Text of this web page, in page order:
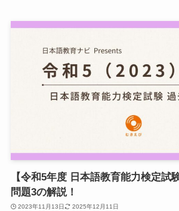
【令和5年度 日本語教育能力検定試
問題3の解説！
2023年11月13日 2025年12月11日